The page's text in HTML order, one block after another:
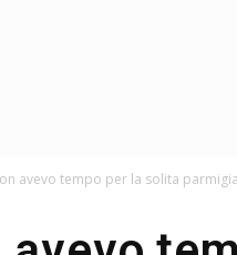
avevo tempo per la solita